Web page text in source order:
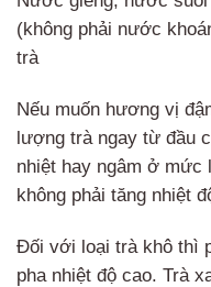
(không phải nước
trà
Nếu muốn hương vị
lượng trà ngay từ đầu
nhiệt hay ngâm ở mức
không phải tăng nhiệt
Đối với loại trà khô thì
pha nhiệt độ cao. Trà